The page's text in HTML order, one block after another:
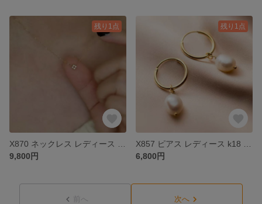
残り1点
9,800円
残り1点
6,800円
前へ 次へ